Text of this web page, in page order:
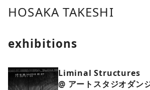
HOSAKA TAKESHI
exhibitions
Liminal Structures
@ アートスタジオダン